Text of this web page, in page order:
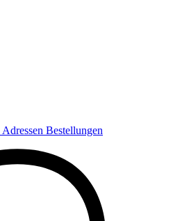
Adressen Bestellungen